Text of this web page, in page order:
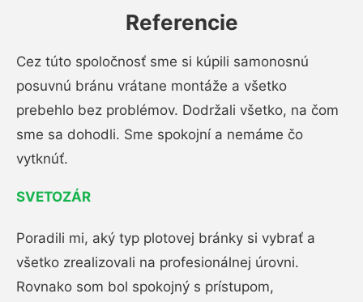
Referencie
Cez túto spoločnosť sme si kúpili samonosnú
posuvnú bránu vrátane montáže a všetko
prebehlo bez problémov. Dodržali všetko, na čom
sme sa dohodli. Sme spokojní a nemáme čo
vytknúť.
SVETOZÁR
Poradili mi, aký typ plotovej bránky si vybrať a
všetko zrealizovali na profesionálnej úrovni.
Rovnako som bol spokojný s prístupom,